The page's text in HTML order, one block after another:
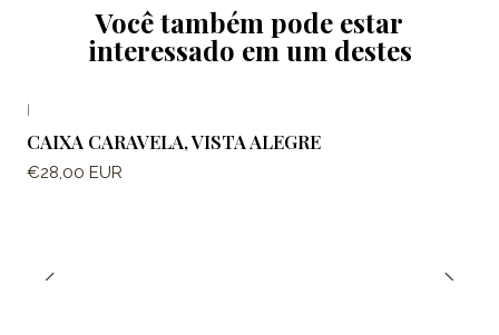
Você também pode estar
interessado em um destes
CAIXA CARAVELA, VISTA ALEGRE
€28,00 EUR